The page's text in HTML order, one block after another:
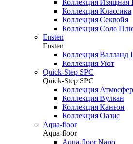
Коллекция Изящная
Коллекция Классика
Коллекция Секвойя
Коллекция Соло
Ensten
Ensten
Коллекция Валланд
Коллекция Уют
Quick-Step SPC
Quick-Step SPC
Коллекция
Коллекция Вулкан
Коллекция Каньон
Коллекция Оазис
Aqua-floor
Aqua-floor
Aqua-floor Nano